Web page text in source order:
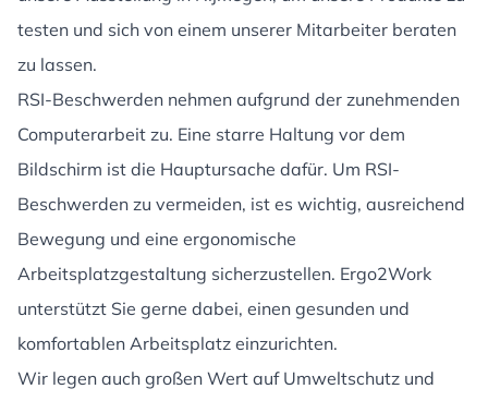
testen und sich von einem unserer Mitarbeiter beraten
zu lassen.
RSI-Beschwerden nehmen aufgrund der zunehmenden
Computerarbeit zu. Eine starre Haltung vor dem
Bildschirm ist die Hauptursache dafür. Um RSI-
Beschwerden zu vermeiden, ist es wichtig, ausreichend
Bewegung und eine ergonomische
Arbeitsplatzgestaltung sicherzustellen. Ergo2Work
unterstützt Sie gerne dabei, einen gesunden und
komfortablen Arbeitsplatz einzurichten.
Wir legen auch großen Wert auf Umweltschutz und